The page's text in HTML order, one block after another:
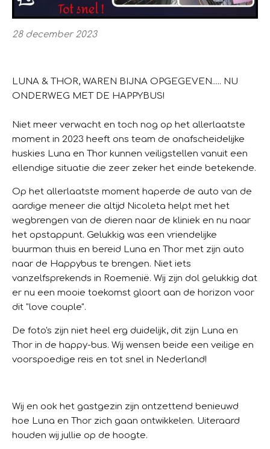
28 december 2023
LUNA & THOR, WAREN BIJNA OPGEGEVEN..... NU
ONDERWEG MET DE HAPPYBUS!
Niet meer verwacht en toch nog op het allerlaatste
moment in 2023 heeft ons team de onafscheidelijke
huskies Luna en Thor kunnen veiligstellen vanuit een
ellendige situatie die zeer zeker het einde betekende.
Op het allerlaatste moment haperde de auto van de
aardige meneer die altijd Nicoleta helpt met het
wegbrengen van de dieren naar de kliniek en nu naar
het opstappunt. Gelukkig was een vriendelijke
buurman thuis en bereid Luna en Thor met zijn auto
naar de Happybus te brengen. Niet iets
vanzelfsprekends in Roemenië. Wij zijn dol gelukkig dat
er nu een mooie toekomst gloort aan de horizon voor
dit "love couple".
De foto's zijn niet heel erg duidelijk, dit zijn Luna en
Thor in de happy-bus. Wij wensen beide een veilige en
voorspoedige reis en tot snel in Nederland!
Wij en ook het gastgezin zijn ontzettend benieuwd
hoe Luna en Thor zich gaan ontwikkelen. Uiteraard
houden wij jullie op de hoogte.